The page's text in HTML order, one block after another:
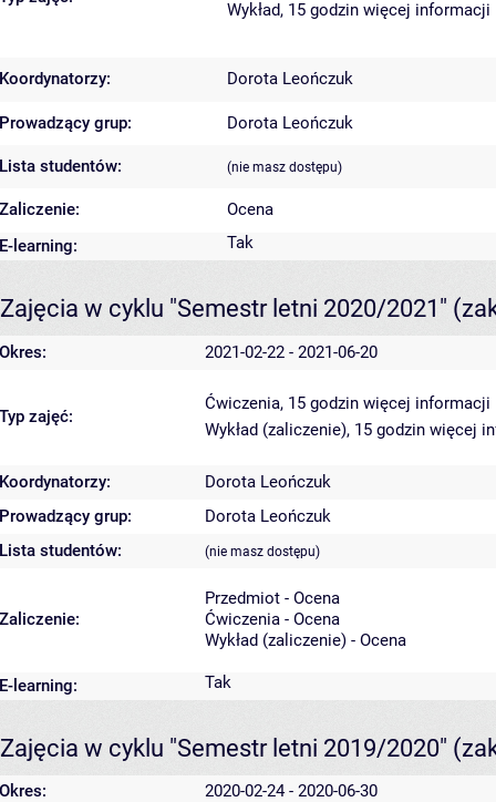
Wykład, 15 godzin więcej informacji
Koordynatorzy: Dorota Leończuk
Prowadzący grup: Dorota Leończuk
Lista studentów: (nie masz dostępu)
Zaliczenie:
Ocena
E-learning:
Tak
Zajęcia w cyklu "Semestr letni 2020/2021"
Okres: 2021-02-22 - 2021-06-20
Typ zajęć:
Ćwiczenia, 15 godzin więcej informacji
Wykład (zaliczenie), 15 godzin więcej
Koordynatorzy:
Dorota Leończuk
Prowadzący grup:
Dorota Leończuk
Lista studentów:
(nie masz dostępu)
Zaliczenie:
Przedmiot - Ocena
Ćwiczenia - Ocena
Wykład (zaliczenie) - Ocena
E-learning: Tak
Zajęcia w cyklu "Semestr letni 2019/2020"
Okres: 2020-02-24 - 2020-06-30